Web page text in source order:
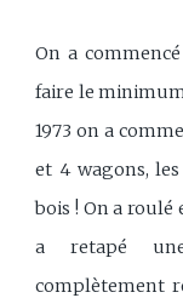
On a
faire le
1973 on a
et 4 wagons,
bois ! On a roulé
a retapé
complètement